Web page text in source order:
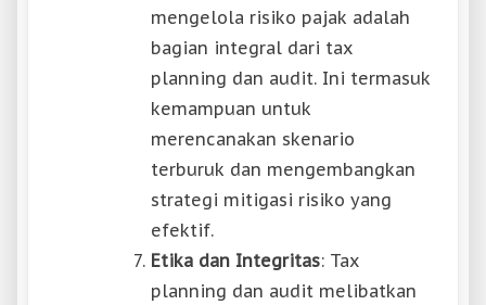
mengelola risiko pajak adalah
bagian integral dari tax
planning dan audit. Ini termasuk
kemampuan untuk
merencanakan skenario
terburuk dan mengembangkan
strategi mitigasi risiko yang
efektif.
Etika dan Integritas: Tax
planning dan audit melibatkan